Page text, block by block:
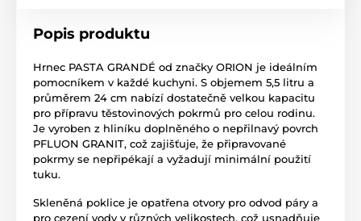
Popis produktu
Hrnec PASTA GRANDÉ od značky ORION je ideálním
pomocníkem v každé kuchyni. S objemem 5,5 litru a
průměrem 24 cm nabízí dostatečně velkou kapacitu
pro přípravu těstovinových pokrmů pro celou rodinu.
Je vyroben z hliníku doplněného o nepřilnavý povrch
PFLUON GRANIT, což zajišťuje, že připravované
pokrmy se nepřipékají a vyžadují minimální použití
tuku.
Skleněná poklice je opatřena otvory pro odvod páry a
pro cezení vody v různých velikostech, což usnadňuje